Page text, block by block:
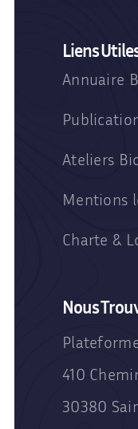
Liens
Annuaire
Ateliers
Mentions
Charte &
Nous
410
30380